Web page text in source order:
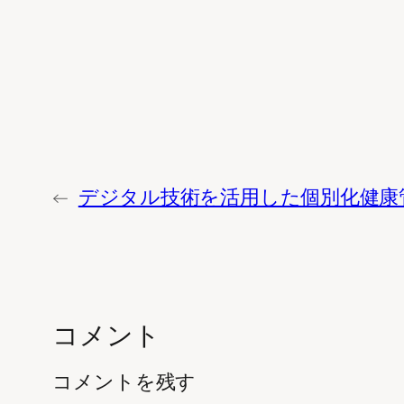
← デジタル技術を活用した個別化健康
コメント
コメントを残す